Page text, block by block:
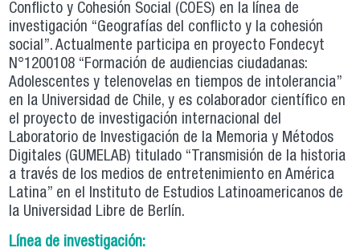
Conflicto y Cohesión Social (COES) en la línea de
investigación “Geografías del conflicto y la cohesión
social”. Actualmente participa en proyecto Fondecyt
N°1200108 “Formación de audiencias ciudadanas:
Adolescentes y telenovelas en tiempos de intolerancia”
en la Universidad de Chile, y es colaborador científico en
el proyecto de investigación internacional del
Laboratorio de Investigación de la Memoria y Métodos
Digitales (GUMELAB) titulado “Transmisión de la historia
a través de los medios de entretenimiento en América
Latina” en el Instituto de Estudios Latinoamericanos de
la Universidad Libre de Berlín.
Línea de investigación: